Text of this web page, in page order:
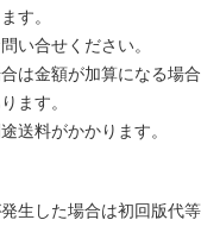
す。
い合せください。
は金額が加算になる場合
ます。
送料がかかります。
生した場合は初回版代